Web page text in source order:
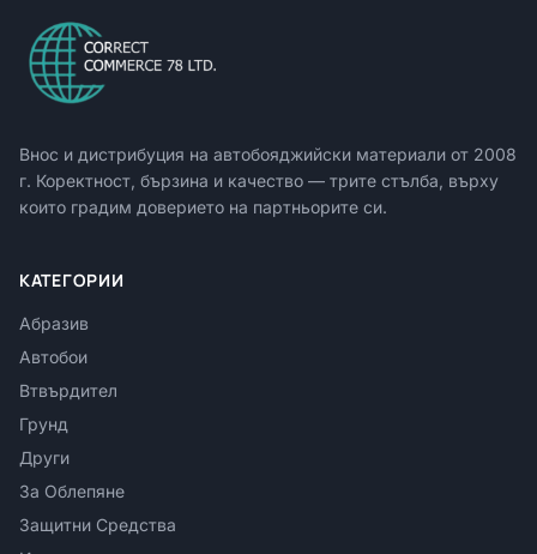
Внос и дистрибуция на автобояджийски материали от 2008
г. Коректност, бързина и качество — трите стълба, върху
които градим доверието на партньорите си.
КАТЕГОРИИ
Абразив
Автобои
Втвърдител
Грунд
Други
За Облепяне
Защитни Средства